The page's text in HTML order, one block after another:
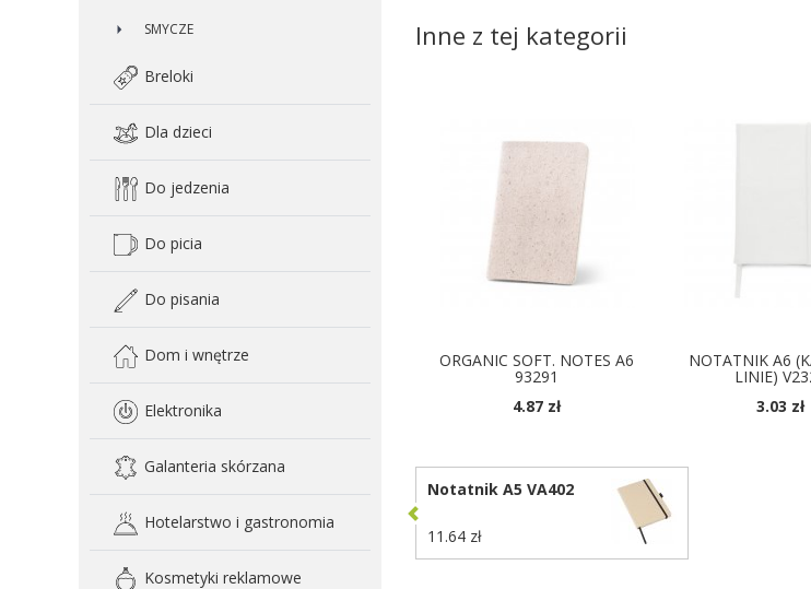
SMYCZE
Breloki
Dla dzieci
Do jedzenia
Do picia
Do pisania
Dom i wnętrze
Elektronika
Galanteria skórzana
Hotelarstwo i gastronomia
Kosmetyki reklamowe
Inne z tej kategorii
ORGANIC SOFT. NOTES A6
93291
4.87 zł
NOTATNIK A6
LINIE)
3.03 zł
Notatnik A5 VA402
11.64 zł